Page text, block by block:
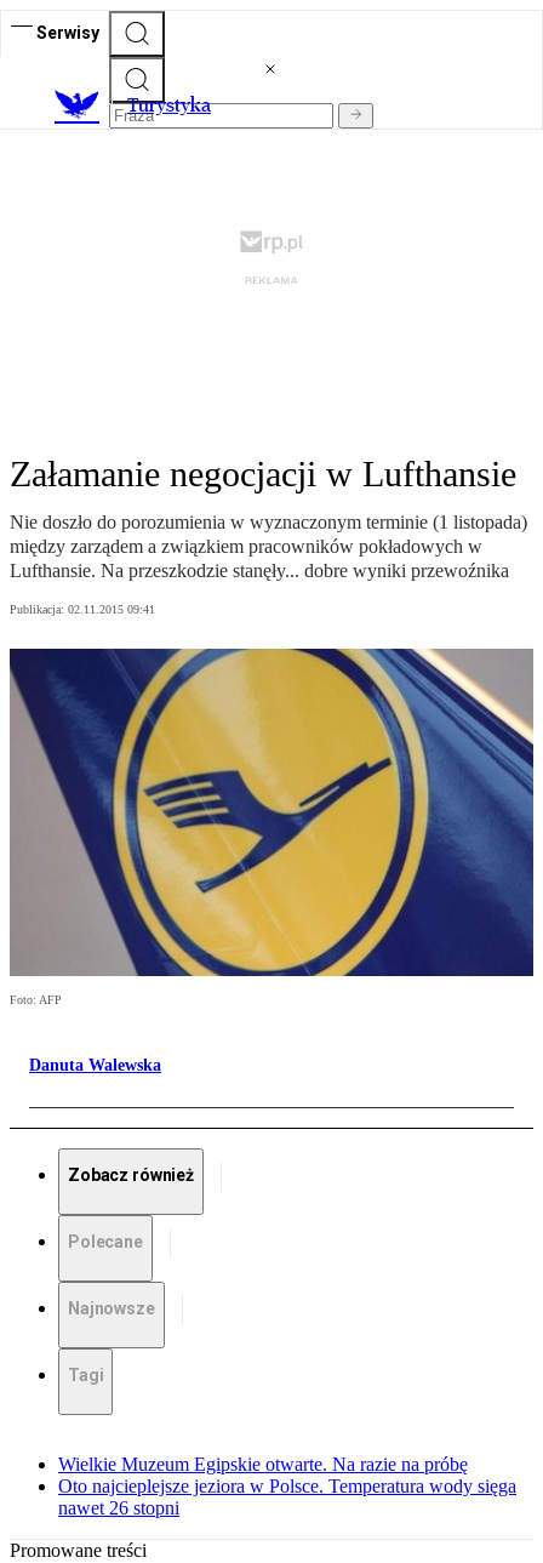
Serwisy
Turystyka
Załamanie negocjacji w Lufthansie
Nie doszło do porozumienia w wyznaczonym terminie (1 listopada)
między zarządem a związkiem pracowników pokładowych w
Lufthansie. Na przeszkodzie stanęły... dobre wyniki przewoźnika
Publikacja: 02.11.2015 09:41
Foto: AFP
Danuta Walewska
Zobacz również
Polecane
Najnowsze
Tagi
Wielkie Muzeum Egipskie otwarte. Na razie na próbę
Oto najcieplejsze jeziora w Polsce. Temperatura wody sięga
nawet 26 stopni
Promowane treści